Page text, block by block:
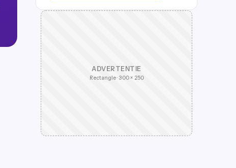
ADVERTENTIE
Rectangle · 300 × 250